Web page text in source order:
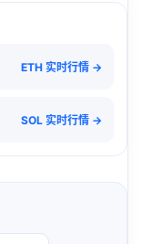
ETH 实时行情 →
SOL 实时行情 →